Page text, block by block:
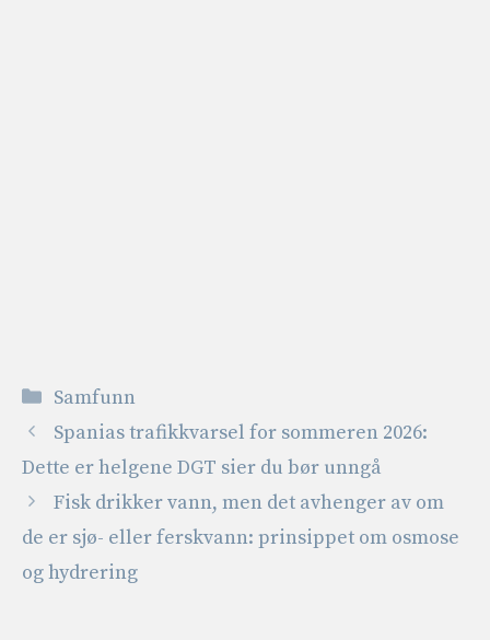
Kategorier
Samfunn
Spanias trafikkvarsel for sommeren 2026:
Dette er helgene DGT sier du bør unngå
Fisk drikker vann, men det avhenger av om
de er sjø- eller ferskvann: prinsippet om osmose
og hydrering